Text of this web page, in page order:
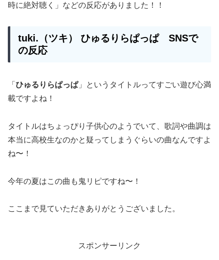
時に絶対聴く」などの反応がありました！！
tuki.（ツキ） ひゅるりらぱっぱSNSで
の反応
「 ひゅるりらぱっぱ」というタイトルってすごい遊び心満
載ですよね！
タイトルはちょっぴり子供心のようでいて、歌詞や曲調は
本当に高校生なのかと疑ってしまうぐらいの曲なんですよ
ね〜！
今年の夏はこの曲も鬼リピですね〜！
ここまで見ていただきありがとうございました。
スポンサーリンク